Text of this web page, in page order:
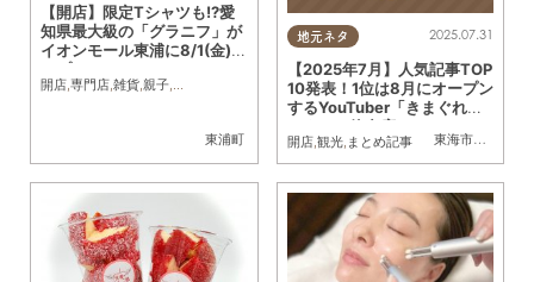
東浦町
【開店】限定Tシャツも!?愛
知県最大級の「グラニフ」が
イオンモール東浦に8/1(金)オ
ープン
開店 専門店 雑貨 親子 おひとりさま,友人
地元ネタ
東海市
,大府市
2025.07.31
【2025年7月】人気記事TOP
10発表！1位は8月にオープン
するYouTuber「きまぐれク
ック」の飲食店
開店, 観光, まとめ記事